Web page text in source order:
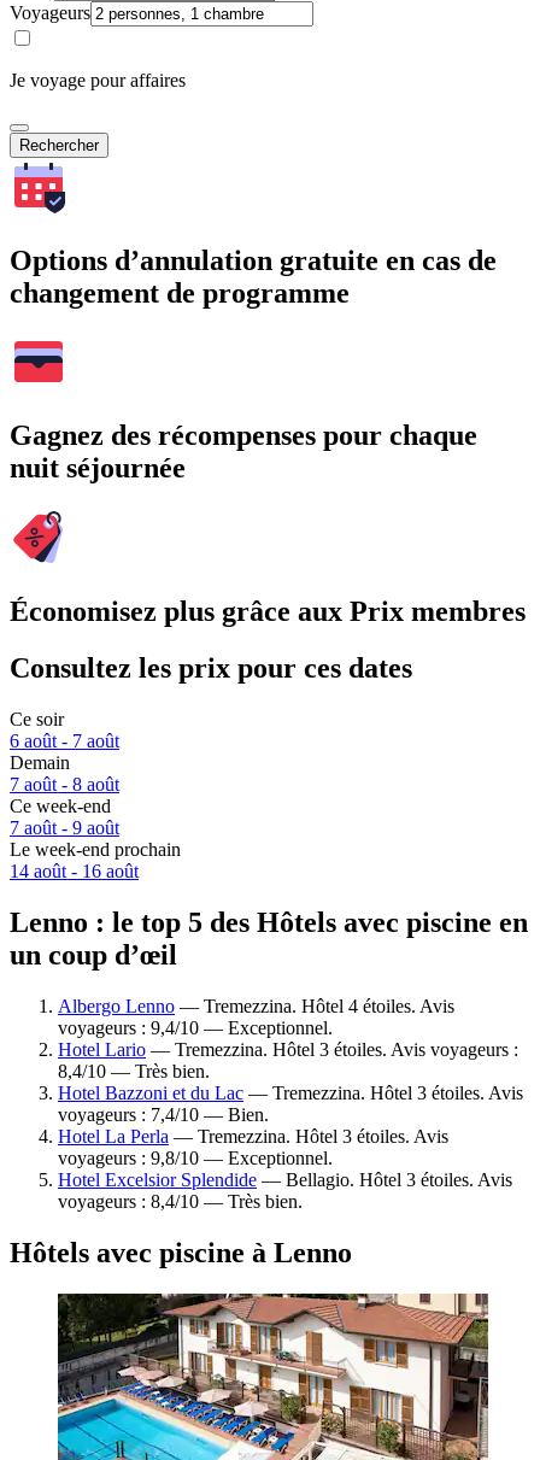
Voyageurs
Je voyage pour affaires
Rechercher
Options d’annulation gratuite en cas de
changement de programme
Gagnez des récompenses pour chaque
nuit séjournée
Économisez plus grâce aux Prix membres
Consultez les prix pour ces dates
Ce soir
6 août - 7 août
Demain
7 août - 8 août
Ce week-end
7 août - 9 août
Le week-end prochain
14 août - 16 août
Lenno : le top 5 des Hôtels avec piscine en
un coup d’œil
Albergo Lenno — Tremezzina. Hôtel 4 étoiles. Avis
voyageurs : 9,4/10 — Exceptionnel.
Hotel Lario — Tremezzina. Hôtel 3 étoiles. Avis voyageurs :
8,4/10 — Très bien.
Hotel Bazzoni et du Lac — Tremezzina. Hôtel 3 étoiles. Avis
voyageurs : 7,4/10 — Bien.
Hotel La Perla — Tremezzina. Hôtel 3 étoiles. Avis
voyageurs : 9,8/10 — Exceptionnel.
Hotel Excelsior Splendide — Bellagio. Hôtel 3 étoiles. Avis
voyageurs : 8,4/10 — Très bien.
Hôtels avec piscine à Lenno